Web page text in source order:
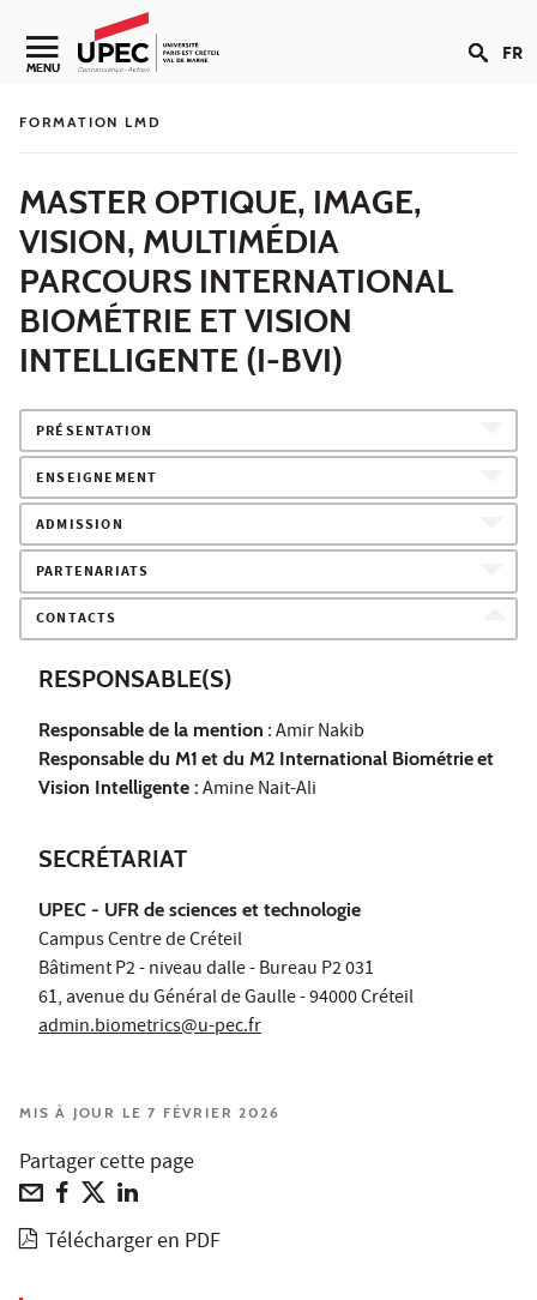
Aller au contenu
Navigation secondaire
MENU FR
FORMATION LMD
MASTER OPTIQUE, IMAGE,
VISION, MULTIMÉDIA
PARCOURS INTERNATIONAL
BIOMÉTRIE ET VISION
INTELLIGENTE (I-BVI)
PRÉSENTATION
ENSEIGNEMENT
ADMISSION
PARTENARIATS
CONTACTS
RESPONSABLE(S)
Responsable de la mention : Amir Nakib
Responsable du M1 et du M2 International Biométrieet
Vision Intelligente : Amine Nait-Ali
SECRÉTARIAT
UPEC - UFR de sciences et technologie
Campus Centre de Créteil
Bâtiment P2 - niveau dalle - Bureau P2 031
61, avenue du Général de Gaulle - 94000 Créteil
admin.biometrics@u-pec.fr
MIS À JOUR LE 7 FÉVRIER 2026
Partager cette page
Télécharger en PDF